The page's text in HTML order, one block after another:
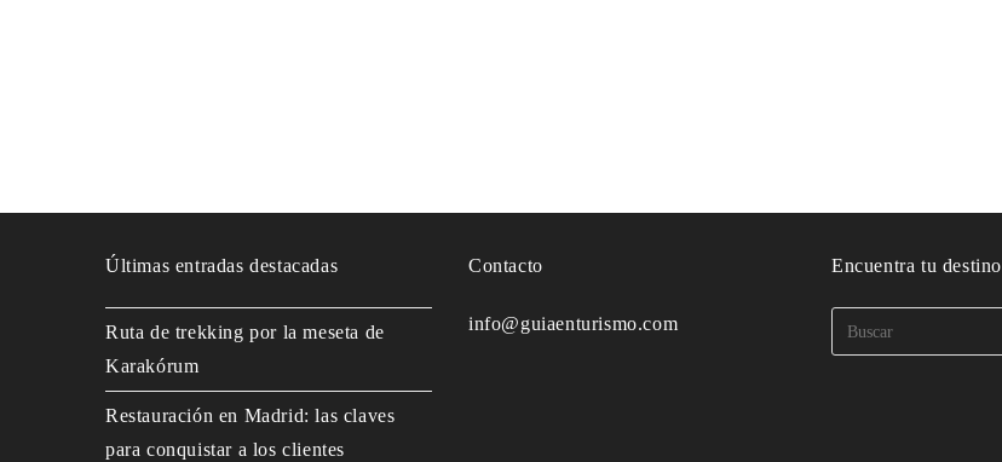
Últimas entradas destacadas
Ruta de trekking por la meseta de
Karakórum
Restauración en Madrid: las claves
para conquistar a los clientes
Contacto
info@guiaenturismo.com
Encuentra tu destino